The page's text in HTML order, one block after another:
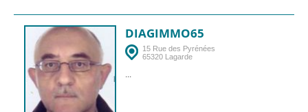
DIAGIMMO65
15 Rue des Pyrénées
65320 Lagarde
...